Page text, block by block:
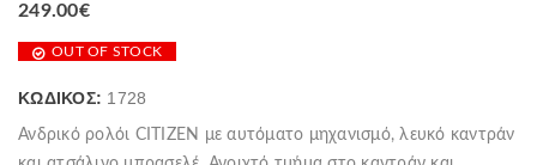
249.00€
OUT OF STOCK
ΚΩΔΙΚΌΣ: 1728
Ανδρικό ρολόι CITIZEN με αυτόματο μηχανισμό, λευκό καντράν